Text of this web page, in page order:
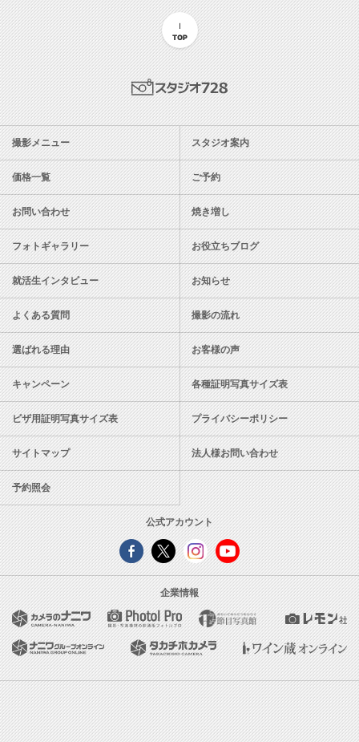
TOP
スタジオ728
撮影メニュー スタジオ案内
価格一覧 ご予約
お問い合わせ 焼き増し
フォトギャラリー お役立ちブログ
就活生インタビュー お知らせ
よくある質問 撮影の流れ
選ばれる理由 お客様の声
キャンペーン 各種証明写真サイズ表
ビザ用証明写真サイズ表 プライバシーポリシー
サイトマップ 法人様お問い合わせ
予約照会
公式アカウント
企業情報